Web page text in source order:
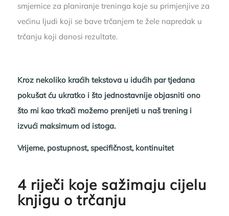
smjernice za planiranje treninga koje su primjenjive za
većinu ljudi koji se bave trčanjem te žele napredak u
trčanju koji donosi rezultate.
Kroz nekoliko kraćih tekstova u idućih par tjedana
pokušat ću ukratko i što jednostavnije objasniti ono
što mi kao trkači možemo prenijeti u naš trening i
izvući maksimum od istoga.
Vrijeme, postupnost, specifičnost, kontinuitet
4 riječi koje sažimaju cijelu
knjigu o trčanju